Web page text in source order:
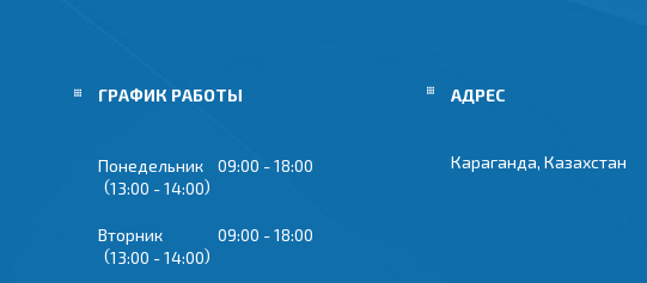
ГРАФИК РАБОТЫ
Понедельник 09:00
18:00
13:00
14:00
Вторник 09:00
18:00
13:00
14:00
Караганда, Казахстан